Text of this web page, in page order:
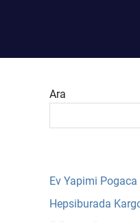
Ara
Ev Yapimi
Hepsiburada